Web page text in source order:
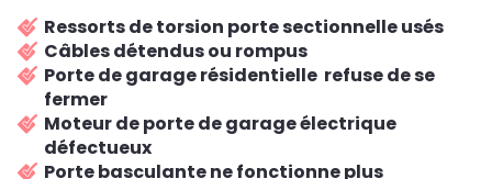
Ressorts de torsion porte sectionnelle usés
Câbles détendus ou rompus
Porte de garage résidentielle refuse de se
fermer
Moteur de porte de garage électrique
défectueux
Porte basculante ne fonctionne plus